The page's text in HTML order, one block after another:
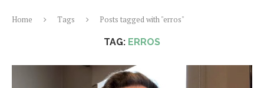
Home Tags Posts tagged with "erros"
TAG: ERROS